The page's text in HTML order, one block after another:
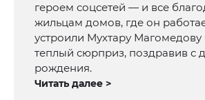
героем соцсетей — и все
жильцам домов, где он
устроили Мухтару
теплый сюрприз, поздравив с
рождения.
Читать далее >